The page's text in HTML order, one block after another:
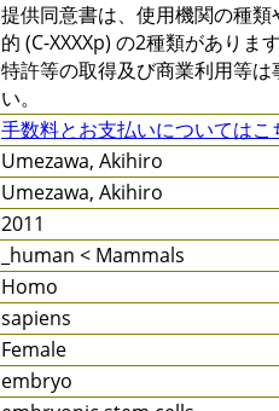
提供同意書は、使用機関の種類
的 (C-XXXXp) の2種類がありま
特許等の取得及び商業利用等は
い。
手数料とお支払いについてはこ
Umezawa, Akihiro
Umezawa, Akihiro
2011
_human < Mammals
Homo
sapiens
Female
embryo